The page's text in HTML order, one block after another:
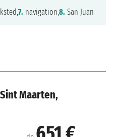
7. navigation,8. San Juan
Maarten,